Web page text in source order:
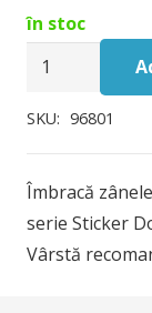
a
în stoc
Cantitate
cu
Sticker
Dolly
Dressing
SKU: 96801
Îmbracă
serie Sticker
Vârstă